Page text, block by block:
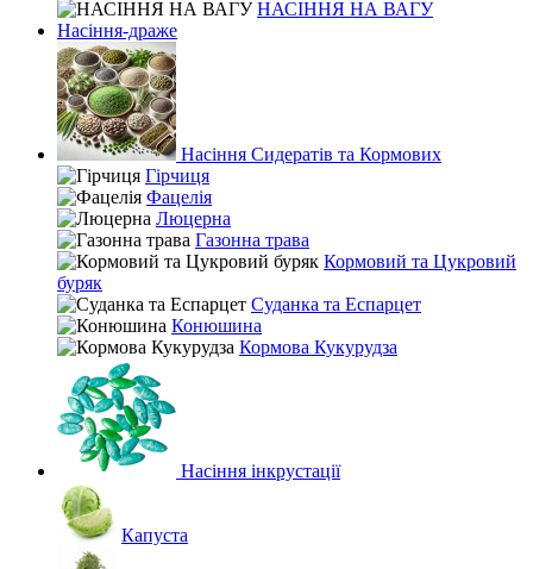
НАСІННЯ НА ВАГУ
Насіння-драже
Насіння Сидератів та Кормових
Гірчиця
Фацелія
Люцерна
Газонна трава
Кормовий та Цукровий
буряк
Суданка та Еспарцет
Конюшина
Кормова Кукурудза
Насіння інкрустації
Капуста